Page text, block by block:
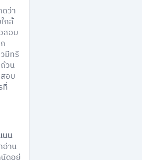
ดว่า
กล้
สอบ
มีทริ
วน
อบ
ที่
นน
อ่าน